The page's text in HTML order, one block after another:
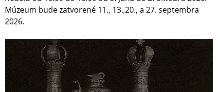
Múzeum bude zatvorené 11., 13.,20., a 27. septembra
2026.